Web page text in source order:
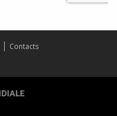
Contacts